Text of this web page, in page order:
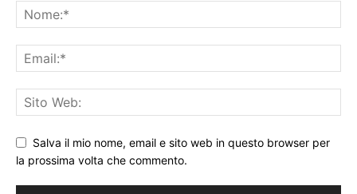
Salva il mio nome, email e sito web in questo browser per
la prossima volta che commento.